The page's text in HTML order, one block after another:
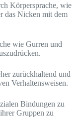
Körpersprache, wie
das Nicken mit dem
wie Gurren und
zurückhaltend und
Verhaltensweisen.
Bindungen zu
Gruppen zu